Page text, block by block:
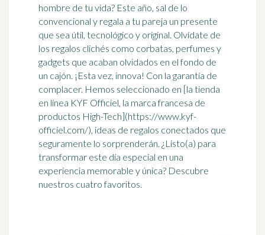
hombre de tu vida? Este año, sal de lo
convencional y regala a tu pareja un presente
que sea útil, tecnológico y original. Olvídate de
los regalos clichés como corbatas, perfumes y
gadgets que acaban olvidados en el fondo de
un cajón. ¡Esta vez, innova! Con la garantía de
complacer. Hemos seleccionado en [la tienda
en línea KYF Officiel, la marca francesa de
productos High-Tech](https://www.kyf-
officiel.com/), ideas de regalos conectados que
seguramente lo sorprenderán. ¿Listo(a) para
transformar este día especial en una
experiencia memorable y única? Descubre
nuestros cuatro favoritos.